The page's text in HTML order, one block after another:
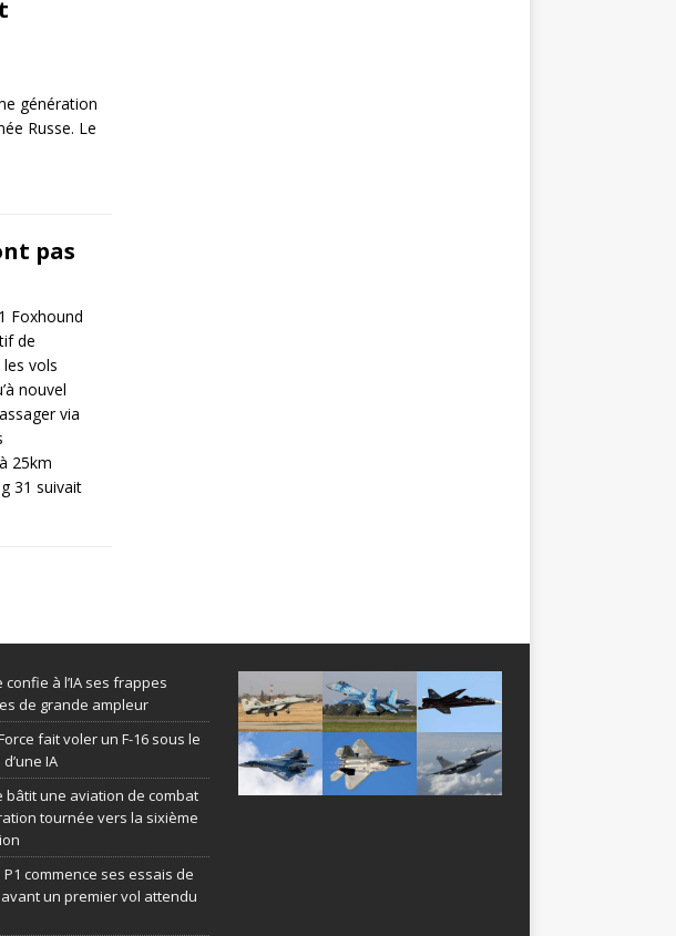
génération
Russe. Le
pas
Foxhound
de
vols
nouvel
via
25km
31 suivait
confie à l’IA ses frappes
de grande ampleur
Force fait voler un F-16 sous le
IA
bâtit une aviation de combat
tournée vers la sixième
P1 commence ses essais de
un premier vol attendu